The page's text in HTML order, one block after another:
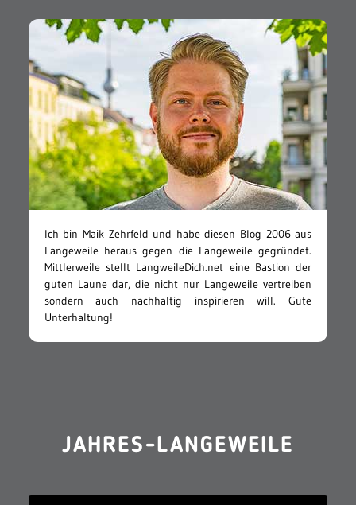
Ich bin Maik Zehrfeld und habe diesen Blog 2006 aus
Langeweile heraus gegen die Langeweile gegründet.
Mittlerweile stellt LangweileDich.net eine Bastion der
guten Laune dar, die nicht nur Langeweile vertreiben
sondern auch nachhaltig inspirieren will. Gute
Unterhaltung!
JAHRES-LANGEWEILE